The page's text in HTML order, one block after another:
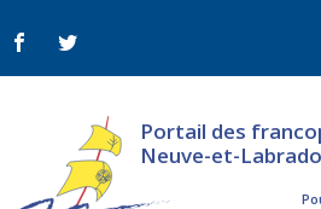
Portail des
Neuve-et-